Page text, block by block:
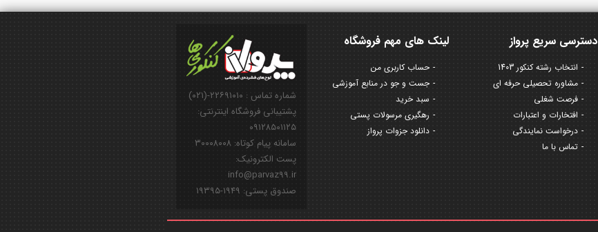
شماره تماس : ۲۲۶۹۱۰۱۰-(۰۲۱)
پشتیبانی فروشگاه اینترنتی:
۰۹۱۲۸۵۰۱۱۲۵
سامانه پیام کوتاه: ۳۰۰۰۸۰۰۸
پست الکترونیک:
info@parvaz99.ir
صندوق پستی: ۱۹۴۹-۱۹۳۹۵
لینک های مهم فروشگاه
حساب کاربری من
جست و جو در منابع آموزشی
سبد خرید
رهگیری مرسولات پستی
دانلود جزوات پرواز
دسترسی سریع پرواز
انتخاب رشته کنکور 1403
مشاوره تحصیلی حرفه ای
فرصت شغلی
افتخارات و اعتبارات
درخواست نمایندگی
تماس با ما